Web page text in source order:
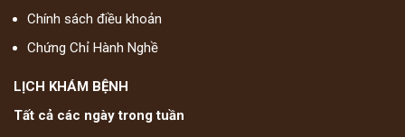
Chính sách điều khoản
Chứng Chỉ Hành Nghề
LỊCH KHÁM BỆNH
Tất cả các ngày trong tuần